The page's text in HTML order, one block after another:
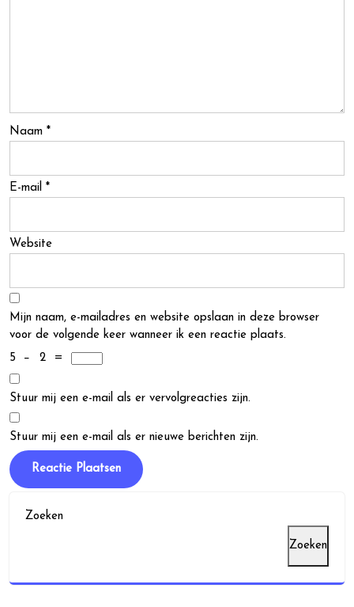
Naam *
E-mail *
Website
Mijn naam, e-mailadres en website opslaan in deze browser
voor de volgende keer wanneer ik een reactie plaats.
5
− 2 =
Stuur mij een e-mail als er vervolgreacties zijn.
Stuur mij een e-mail als er nieuwe berichten zijn.
Zoeken
Zoeken